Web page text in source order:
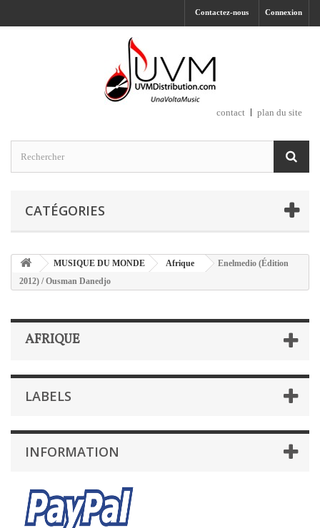
Connexion
Contactez-nous
contact plan du site
CATÉGORIES
MUSIQUE DU MONDE Afrique
Enelmedio (Édition
2012) / Ousman Danedjo
AFRIQUE
LABELS
INFORMATION